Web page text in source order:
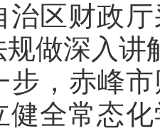
治区财政
规做深入讲
赤峰市
健全常态